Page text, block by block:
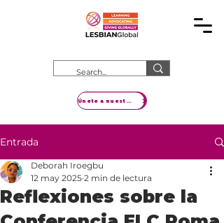
Únete a nuestro movimiento
Entrada
Reflexiones sobre la
Deborah Iroegbu
12 may 2025 2 min de lectura